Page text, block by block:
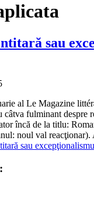
sau
al Le Magazine
câtva fulminant despre
încă de la titlu:
noul val
sau